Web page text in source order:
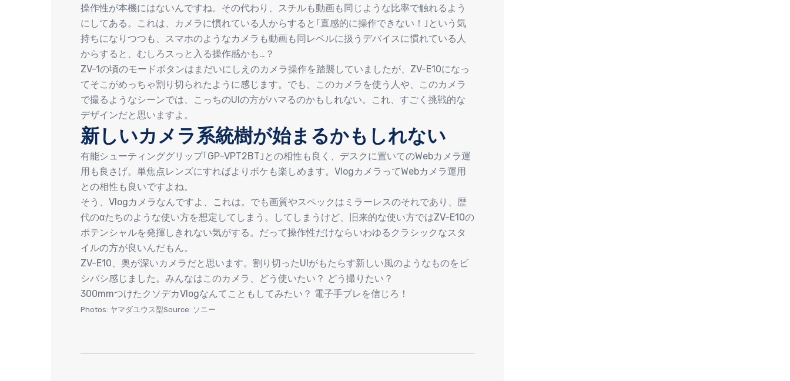
操作性が本機にはないんですね。その代わり、スチルも動画も同じような比率で触れるよう
にしてある。これは、カメラに慣れている人からすると｢直感的に操作できない！｣という気
持ちになりつつも、スマホのようなカメラも動画も同レベルに扱うデバイスに慣れている人
からすると、むしろスっと入る操作感かも…？
ZV-1の頃のモードボタンはまだいにしえのカメラ操作を踏襲していましたが、ZV-E10になっ
てそこがめっちゃ割り切られたように感じます。でも、このカメラを使う人や、このカメラ
で撮るようなシーンでは、こっちのUIの方がハマるのかもしれない。これ、すごく挑戦的な
デザインだと思いますよ。
新しいカメラ系統樹が始まるかもしれない
有能シューティンググリップ｢GP-VPT2BT｣との相性も良く、デスクに置いてのWebカメラ運
用も良さげ。単焦点レンズにすればよりボケも楽しめます。VlogカメラってWebカメラ運用
との相性も良いですよね。
そう、Vlogカメラなんですよ、これは。でも画質やスペックはミラーレスのそれであり、歴
代のαたちのような使い方を想定してしまう。してしまうけど、旧来的な使い方ではZV-E10の
ポテンシャルを発揮しきれない気がする。だって操作性だけならいわゆるクラシックなスタ
イルの方が良いんだもん。
ZV-E10、奥が深いカメラだと思います。割り切ったUIがもたらす新しい風のようなものをビ
シバシ感じました。みんなはこのカメラ、どう使いたい？ どう撮りたい？
300mmつけたクソデカVlogなんてこともしてみたい？ 電子手ブレを信じろ！
Photos: ヤマダユウス型Source: ソニー